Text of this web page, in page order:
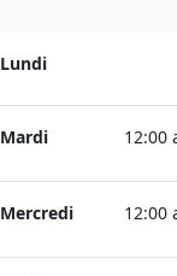
Lundi
Mardi
12:00
Mercredi
12:00